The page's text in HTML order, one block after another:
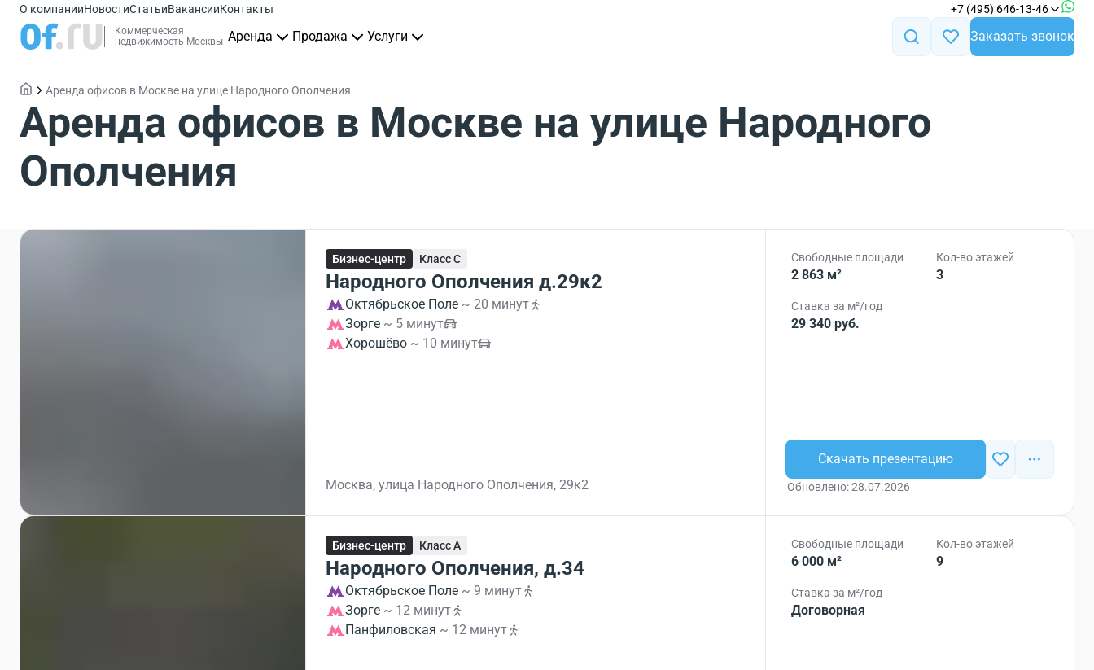
О компанииНовостиСтатьиВакансииКонтакты +7 (495) 646-13-46
Коммерческая
недвижимость Москвы Аренда Продажа Услуги Заказать звонок
Аренда офисов в Москве на улице Народного Ополчения
Аренда офисов в Москве на улице Народного
Ополчения
Бизнес-центр Класс C
Народного Ополчения д.29к2
Октябрьское Поле ~ 20 минут
Зорге ~ 5 минут
Хорошёво ~ 10 минут
Москва, улица Народного Ополчения, 29к2
Свободные площади
2 863 м²
Кол-во этажей
3
Ставка за м²/год
29 340 руб.
Скачать презентацию
Обновлено: 28.07.2026
Бизнес-центр Класс A
Народного Ополчения, д.34
Октябрьское Поле ~ 9 минут
Зорге ~ 12 минут
Панфиловская ~ 12 минут
Свободные площади
6 000 м²
Кол-во этажей
9
Ставка за м²/год
Договорная